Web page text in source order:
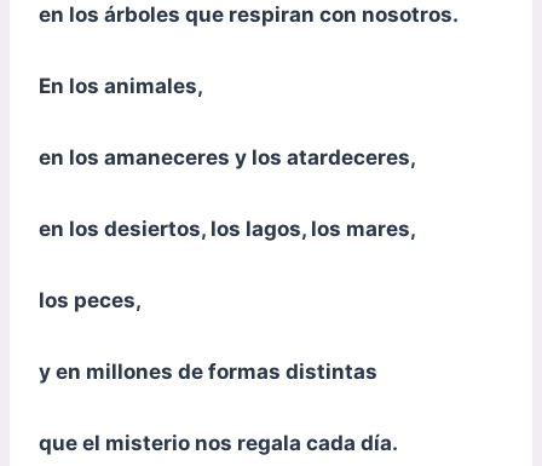
en los árboles que respiran con nosotros.
En los animales,
en los amaneceres y los atardeceres,
en los desiertos, los lagos, los mares,
los peces,
y en millones de formas distintas
que el misterio nos regala cada día.